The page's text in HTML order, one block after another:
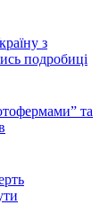
з
подробиці
та